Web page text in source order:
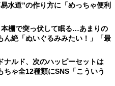
水道”の作り方に「めっちゃ便利
棚で突っ伏して眠る…あまりの
ん絶「ぬいぐるみみたい！」「最
ナルド、次のハッピーセットは
ちゃ全12種類にSNS「こういう